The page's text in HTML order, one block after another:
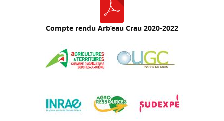
Compte rendu Arb’eau Crau 2020-2022